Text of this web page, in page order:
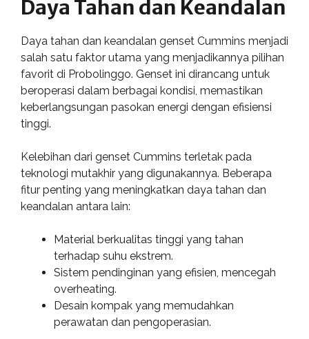
Daya Tahan dan Keandalan
Daya tahan dan keandalan genset Cummins menjadi
salah satu faktor utama yang menjadikannya pilihan
favorit di Probolinggo. Genset ini dirancang untuk
beroperasi dalam berbagai kondisi, memastikan
keberlangsungan pasokan energi dengan efisiensi
tinggi.
Kelebihan dari genset Cummins terletak pada
teknologi mutakhir yang digunakannya. Beberapa
fitur penting yang meningkatkan daya tahan dan
keandalan antara lain:
Material berkualitas tinggi yang tahan
terhadap suhu ekstrem.
Sistem pendinginan yang efisien, mencegah
overheating.
Desain kompak yang memudahkan
perawatan dan pengoperasian.